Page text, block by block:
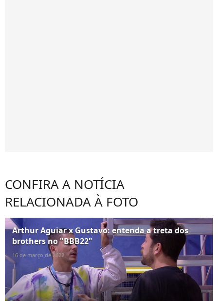
CONFIRA A NOTÍCIA
RELACIONADA À FOTO
Arthur Aguiar x Gustavo: entenda a treta dos
brothers no "BBB22"
16 de março de 2022